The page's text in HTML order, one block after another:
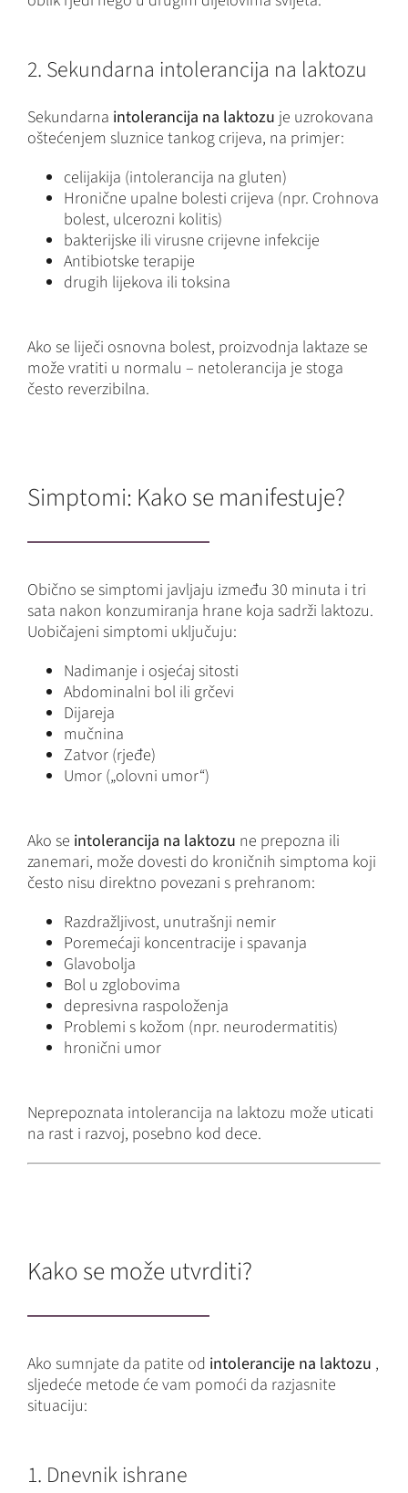
2. Sekundarna intolerancija na laktozu
Sekundarna intolerancija na laktozu je uzrokovana
oštećenjem sluznice tankog crijeva, na primjer:
celijakija (intolerancija na gluten)
Hronične upalne bolesti crijeva (npr. Crohnova
bolest, ulcerozni kolitis)
bakterijske ili virusne crijevne infekcije
Antibiotske terapije
drugih lijekova ili toksina
Ako se liječi osnovna bolest, proizvodnja laktaze se
može vratiti u normalu – netolerancija je stoga
često reverzibilna.
Simptomi: Kako se manifestuje?
Obično se simptomi javljaju između 30 minuta i tri
sata nakon konzumiranja hrane koja sadrži laktozu.
Uobičajeni simptomi uključuju:
Nadimanje i osjećaj sitosti
Abdominalni bol ili grčevi
Dijareja
mučnina
Zatvor (rjeđe)
Umor („olovni umor“)
Ako se intolerancija na laktozu ne prepozna ili
zanemari, može dovesti do kroničnih simptoma koji
često nisu direktno povezani s prehranom:
Razdražljivost, unutrašnji nemir
Poremećaji koncentracije i spavanja
Glavobolja
Bol u zglobovima
depresivna raspoloženja
Problemi s kožom (npr. neurodermatitis)
hronični umor
Neprepoznata intolerancija na laktozu može uticati
na rast i razvoj, posebno kod dece.
Kako se može utvrditi?
Ako sumnjate da patite od intolerancije na laktozu ,
sljedeće metode će vam pomoći da razjasnite
situaciju:
1. Dnevnik ishrane